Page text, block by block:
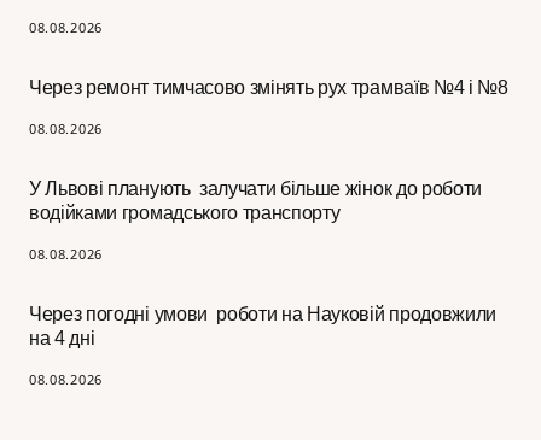
08.08.2026
Через ремонт тимчасово змінять рух трамваїв №4 і №8
08.08.2026
У Львові планують залучати більше жінок до роботи
водійками громадського транспорту
08.08.2026
Через погодні умови роботи на Науковій продовжили
на 4 дні
08.08.2026